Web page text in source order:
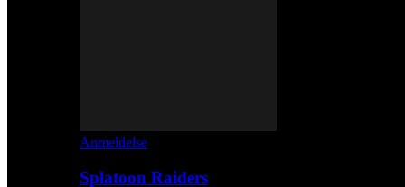
Anmeldelse
Splatoon Raiders